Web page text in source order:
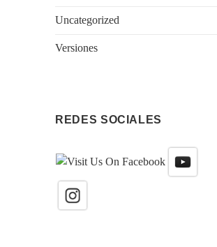
Uncategorized
Versiones
REDES SOCIALES